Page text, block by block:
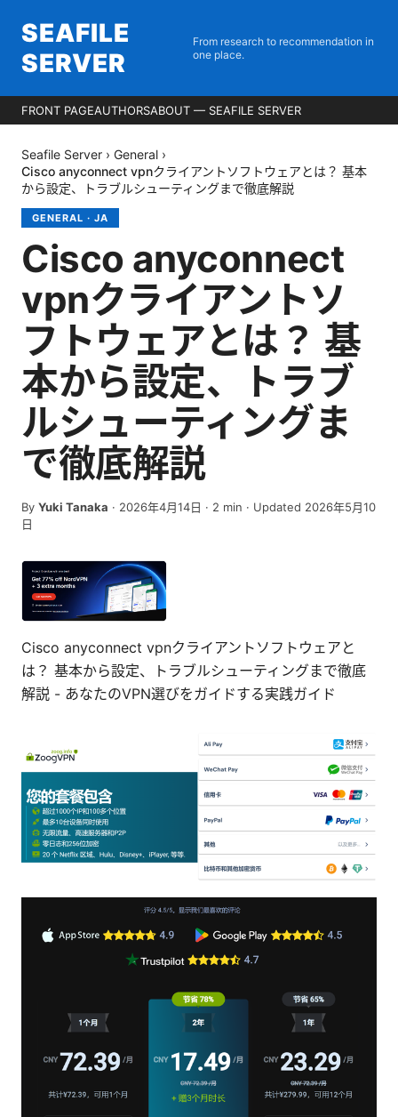
SEAFILE
SERVER
From research to recommendation in
one place.
FRONT PAGEAUTHORSABOUT — SEAFILE SERVER
Seafile Server › General ›
Cisco anyconnect vpnクライアントソフトウェアとは？ 基本
から設定、トラブルシューティングまで徹底解説
GENERAL · JA
Cisco anyconnect
vpnクライアントソ
フトウェアとは？ 基
本から設定、トラブ
ルシューティングま
で徹底解説
By Yuki Tanaka · 2026年4月14日 · 2 min · Updated 2026年5月10
日
Cisco anyconnect vpnクライアントソフトウェアと
は？ 基本から設定、トラブルシューティングまで徹底
解説 - あなたのVPN選びをガイドする実践ガイド